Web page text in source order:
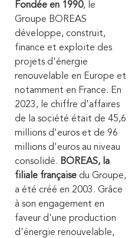
Fondée en 1990, le
Groupe BOREAS
développe, construit,
finance et exploite des
projets d'énergie
renouvelable en Europe et
notamment en France. En
2023, le chiffre d'affaires
de la société était de 45,6
millions d'euros et de 96
millions d'euros au niveau
consolidé. BOREAS, la
filiale française du Groupe,
a été créé en 2003. Grâce
à son engagement en
faveur d'une production
d'énergie renouvelable,